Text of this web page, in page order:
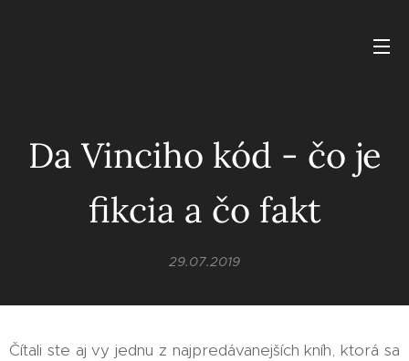
Da Vinciho kód - čo je
fikcia a čo fakt
29.07.2019
Čítali ste aj vy jednu z najpredávanejších kníh, ktorá sa